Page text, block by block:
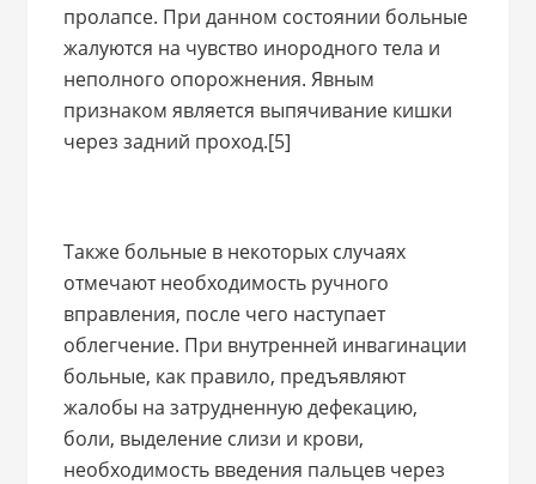
пролапсе. При данном состоянии больные
жалуются на чувство инородного тела и
неполного опорожнения. Явным
признаком является выпячивание кишки
через задний проход.[5]
Также больные в некоторых случаях
отмечают необходимость ручного
вправления, после чего наступает
облегчение. При внутренней инвагинации
больные, как правило, предъявляют
жалобы на затрудненную дефекацию,
боли, выделение слизи и крови,
необходимость введения пальцев через